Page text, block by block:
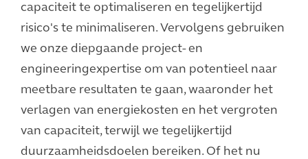
capaciteit te optimaliseren en tegelijkertijd
risico's te minimaliseren. Vervolgens gebruiken
we onze diepgaande project- en
engineeringexpertise om van potentieel naar
meetbare resultaten te gaan, waaronder het
verlagen van energiekosten en het vergroten
van capaciteit, terwijl we tegelijkertijd
duurzaamheidsdoelen bereiken. Of het nu